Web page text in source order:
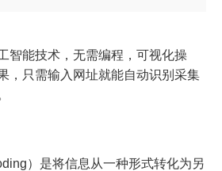
智能技术，无需编程，可视化操
，只需输入网址就能自动识别采集
）是将信息从一种形式转化为另